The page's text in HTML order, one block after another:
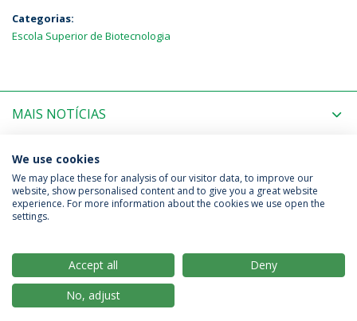
Categorias:
Escola Superior de Biotecnologia
MAIS NOTÍCIAS
PRÓXIMOS EVENTOS
Política de Privacidade
Termos & Condições
© 2026 Universidade Católica Portuguesa
We use cookies
We may place these for analysis of our visitor data, to improve our
website, show personalised content and to give you a great website
experience. For more information about the cookies we use open the
settings.
Accept all
Deny
No, adjust